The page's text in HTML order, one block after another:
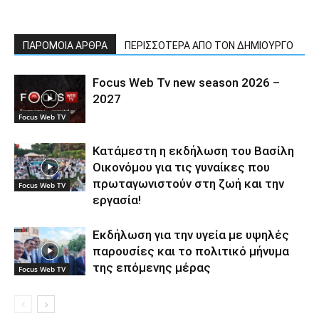
ΠΑΡΟΜΟΙΑ ΑΡΘΡΑ ΠΕΡΙΣΣΟΤΕΡΑ ΑΠΟ ΤΟΝ ΔΗΜΙΟΥΡΓΟ
Focus Web TV
Focus Web Tv new season 2026 –
2027
Focus Web TV
Κατάμεστη η εκδήλωση του Βασίλη
Οικονόμου για τις γυναίκες που
πρωταγωνιστούν στη ζωή και την
εργασία!
Focus Web TV
Εκδήλωση για την υγεία με υψηλές
παρουσίες και το πολιτικό μήνυμα
της επόμενης μέρας